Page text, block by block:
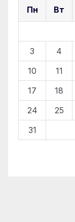
Пн Вт
3
4
10
11
17
18
24
25
31